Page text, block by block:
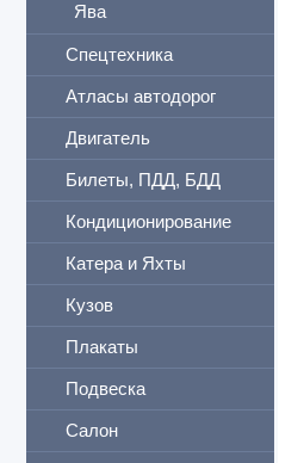
Ява
Спецтехника
Атласы автодорог
Двигатель
Билеты, ПДД, БДД
Кондиционирование
Катера и Яхты
Кузов
Плакаты
Подвеска
Салон